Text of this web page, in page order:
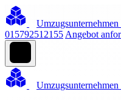
015792512155 Angebot